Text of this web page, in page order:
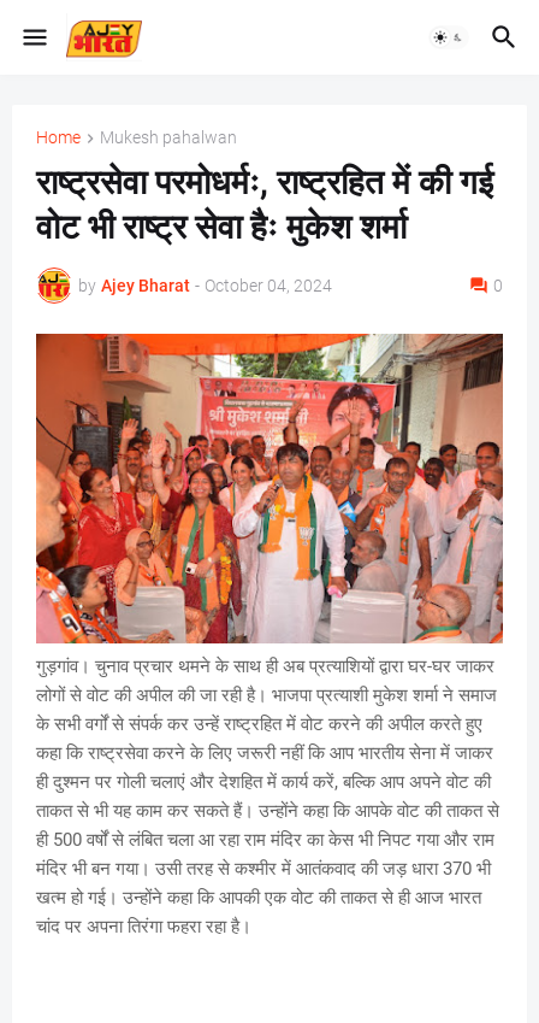
Home Mukesh pahalwan
राष्ट्रसेवा परमोधर्मः, राष्ट्रहित में की गई
वोट भी राष्ट्र सेवा हैः मुकेश शर्मा
by Ajey Bharat - October 04, 2024 0
गुड़गांव। चुनाव प्रचार थमने के साथ ही अब प्रत्याशियों द्वारा घर-घर जाकर
लोगों से वोट की अपील की जा रही है। भाजपा प्रत्याशी मुकेश शर्मा ने समाज
के सभी वर्गों से संपर्क कर उन्हें राष्ट्रहित में वोट करने की अपील करते हुए
कहा कि राष्ट्रसेवा करने के लिए जरूरी नहीं कि आप भारतीय सेना में जाकर
ही दुश्मन पर गोली चलाएं और देशहित में कार्य करें, बल्कि आप अपने वोट की
ताकत से भी यह काम कर सकते हैं। उन्होंने कहा कि आपके वोट की ताकत से
ही 500 वर्षों से लंबित चला आ रहा राम मंदिर का केस भी निपट गया और राम
मंदिर भी बन गया। उसी तरह से कश्मीर में आतंकवाद की जड़ धारा 370 भी
खत्म हो गई। उन्होंने कहा कि आपकी एक वोट की ताकत से ही आज भारत
चांद पर अपना तिरंगा फहरा रहा है।